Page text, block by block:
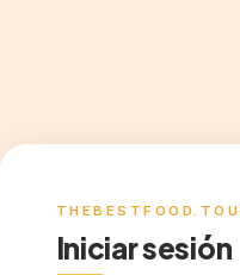
Iniciar sesión